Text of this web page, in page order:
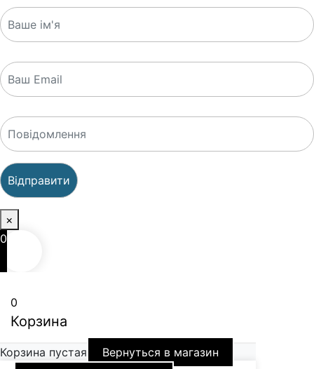
×
0
0
Корзина
Корзина пустая Вернуться в магазин